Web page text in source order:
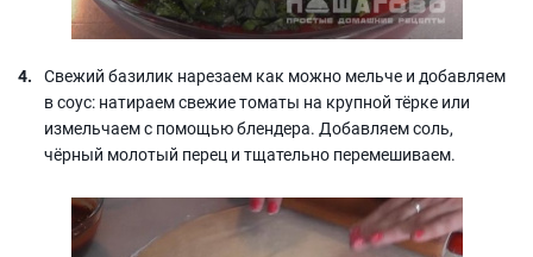
Свежий базилик нарезаем как можно мельче и добавляем
в соус: натираем свежие томаты на крупной тёрке или
измельчаем с помощью блендера. Добавляем соль,
чёрный молотый перец и тщательно перемешиваем.